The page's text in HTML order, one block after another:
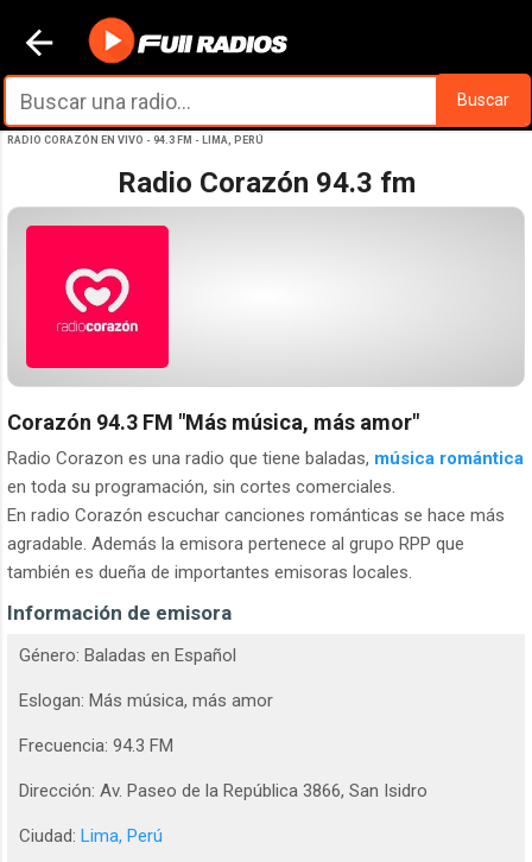
Ir al contenido principal
Buscar
RADIO CORAZÓN EN VIVO - 94.3 FM - LIMA, PERÚ
Radio Corazón 94.3 fm
Corazón 94.3 FM "Más música, más amor"
Radio Corazon es una radio que tiene baladas, música romántica
en toda su programación, sin cortes comerciales.
En radio Corazón escuchar canciones románticas se hace más
agradable. Además la emisora pertenece al grupo RPP que
también es dueña de importantes emisoras locales.
Información de emisora
Género: Baladas en Español
Eslogan: Más música, más amor
Frecuencia: 94.3 FM
Dirección: Av. Paseo de la República 3866, San Isidro
Ciudad: Lima, Perú